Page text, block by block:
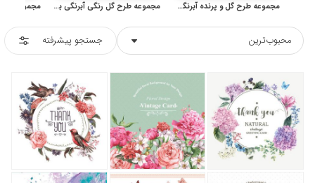
مجموعه طرح گل و پرنده آبرنگی برای کارت دعوت و چاپ هنری مجموعه طرح گل رنگی آبرنگی برای چاپ و طراحی گرافیکی
محبوب‌ترین جستجو پیشرفته